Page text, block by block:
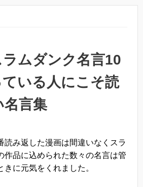
ラムダンク名言10
いる人にこそ読
名言集
読み返した漫画は間違いなくスラ
作品に込められた数々の名言は管
に元気をくれました。